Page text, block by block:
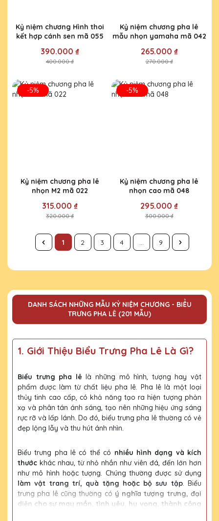
Kỷ niệm chương Hình thoi
kết hợp cánh sen mã 055
390.000 ₫
400.000 ₫
Kỷ niệm chương pha lê
mẫu nhọn yamaha mã 042
265.000 ₫
270.000 ₫
-5%
Kỷ niệm chương pha lê
nhọn M2 mã 022
315.000 ₫
320.000 ₫
-5%
Kỷ niệm chương pha lê
nhọn cao mã 048
295.000 ₫
300.000 ₫
1 2 3 4 ... 9
DANH SÁCH NHỮNG MẪU KỶ NIỆM CHƯƠNG - BIỂU
TRƯNG PHA LÊ (201 MẪU)
1. Giới Thiệu Biểu Trưng Pha Lê Là Gì?
Biểu trưng pha lê là những mô hình, tượng hay vật
phẩm được làm từ chất liệu pha lê. Pha lê là một loại
thủy tinh cao cấp, có khả năng tạo ra hiện tượng phản
xạ và phân tán ánh sáng, tạo nên những hiệu ứng sáng
rực rỡ và lấp lánh. Do đó, biểu trưng pha lê thường có vẻ
đẹp lộng lẫy và thu hút ánh nhìn.
Biểu trưng pha lê có thể có nhiều hình dạng và kích
thước khác nhau, từ nhỏ nhắn như viên đá, đến lớn hơn
như mô hình hoặc tượng. Chúng thường được sử dụng
làm vật trang trí, quà tặng hoặc bộ sưu tập. Biểu
trưng pha lê cũng thường có ý nghĩa tượng trưng, đại
diện cho sự may mắn, tình yêu, hy vọng, thành công